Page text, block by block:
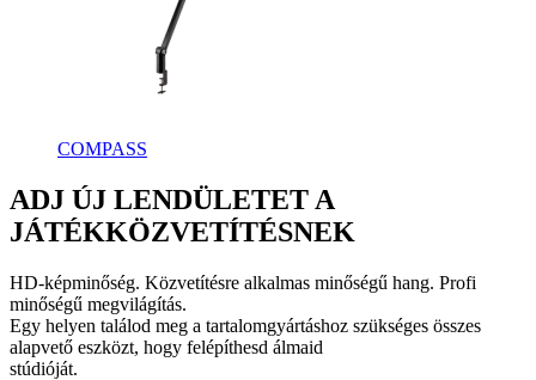
COMPASS
ADJ ÚJ LENDÜLETET A
JÁTÉKKÖZVETÍTÉSNEK
HD-képminőség. Közvetítésre alkalmas minőségű hang. Profi
minőségű megvilágítás.
Egy helyen találod meg a tartalomgyártáshoz szükséges összes
alapvető eszközt, hogy felépíthesd álmaid
stúdióját.